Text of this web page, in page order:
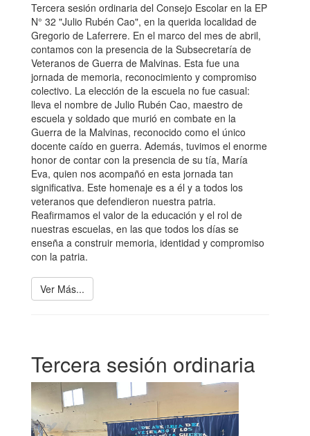
Tercera sesión ordinaria del Consejo Escolar en la EP
N° 32 "Julio Rubén Cao", en la querida localidad de
Gregorio de Laferrere. En el marco del mes de abril,
contamos con la presencia de la Subsecretaría de
Veteranos de Guerra de Malvinas. Esta fue una
jornada de memoria, reconocimiento y compromiso
colectivo. La elección de la escuela no fue casual:
lleva el nombre de Julio Rubén Cao, maestro de
escuela y soldado que murió en combate en la
Guerra de la Malvinas, reconocido como el único
docente caído en guerra. Además, tuvimos el enorme
honor de contar con la presencia de su tía, María
Eva, quien nos acompañó en esta jornada tan
significativa. Este homenaje es a él y a todos los
veteranos que defendieron nuestra patria.
Reafirmamos el valor de la educación y el rol de
nuestras escuelas, en las que todos los días se
enseña a construir memoria, identidad y compromiso
con la patria.
Ver Más...
Tercera sesión ordinaria